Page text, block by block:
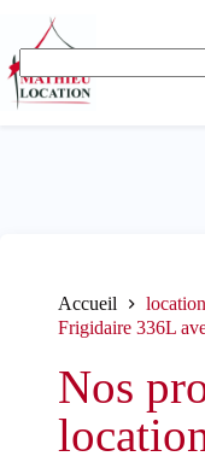
contenu
Aucun
résultat
Accueil location
Frigidaire 336L
Nos